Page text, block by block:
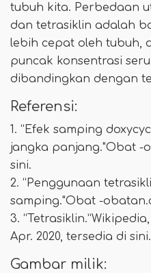
tubuh kita. Perbedaan
dan tetrasiklin adalah
lebih cepat oleh tubuh,
puncak konsentrasi
dibandingkan dengan
Referensi:
1. “Efek samping
jangka panjang."Obat -
sini.
2. “Penggunaan
samping."Obat -
3.
Apr. 2020, tersedia di sini.
Gambar milik: